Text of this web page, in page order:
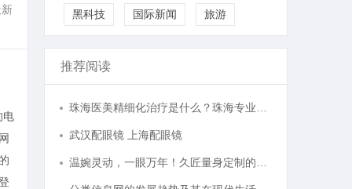
电
黑科技 国际新闻 旅游
推荐阅读
武汉配眼镜 上海配眼镜